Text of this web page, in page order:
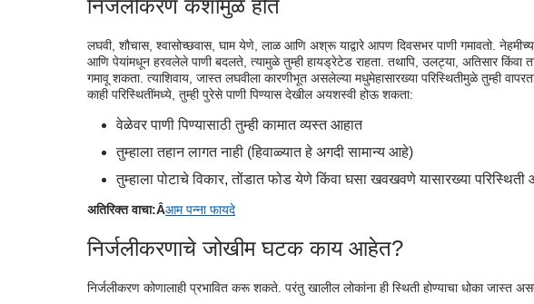
निर्जलीकरण कशामुळे होते
लघवी, शौचास, श्वासोच्छवास, घाम येणे, लाळ आणि अश्रू याद्वारे आपण दिवसभर पाणी गमावतो.
आणि पेयांमधून हरवलेले पाणी बदलते, त्यामुळे तुम्ही हायड्रेटेड राहता. तथापि, उलट्या, अतिसार किंवा ताप
गमावू शकता. त्याशिवाय, जास्त लघवीला कारणीभूत असलेल्या मधुमेहासारख्या परिस्थितीमुळे तुम्ही
काही परिस्थितींमध्ये, तुम्ही पुरेसे पाणी पिण्यास देखील अयशस्वी होऊ शकता:
वेळेवर पाणी पिण्यासाठी तुम्ही कामात व्यस्त आहात
तुम्हाला तहान लागत नाही (हिवाळ्यात हे अगदी सामान्य आहे)
तुम्हाला पोटाचे विकार, तोंडात फोड येणे किंवा घसा खवखवणे यासारख्या
अतिरिक्त वाचा:Âआम पन्ना फायदे
निर्जलीकरणाचे जोखीम घटक काय आहेत?
निर्जलीकरण कोणालाही प्रभावित करू शकते. परंतु खालील लोकांना ही स्थिती होण्याचा धोका जास्त